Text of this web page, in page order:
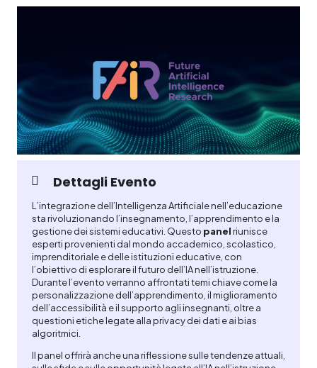
Dettagli Evento
L’integrazione dell’Intelligenza Artificiale nell’educazione
sta rivoluzionando l’insegnamento, l’apprendimento e la
gestione dei sistemi educativi. Questo panelriunisce
esperti provenienti dal mondo accademico, scolastico,
imprenditoriale e delle istituzioni educative, con
l’obiettivo di esplorare il futuro dell’IA nell’istruzione.
Durante l’evento verranno affrontati temi chiave come la
personalizzazione dell’apprendimento, il miglioramento
dell’accessibilità e il supporto agli insegnanti, oltre a
questioni etiche legate alla privacy dei dati e ai bias
algoritmici.
Il panel offrirà anche una riflessione sulle tendenze attuali,